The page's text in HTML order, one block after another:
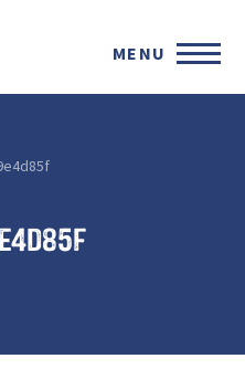
MENU